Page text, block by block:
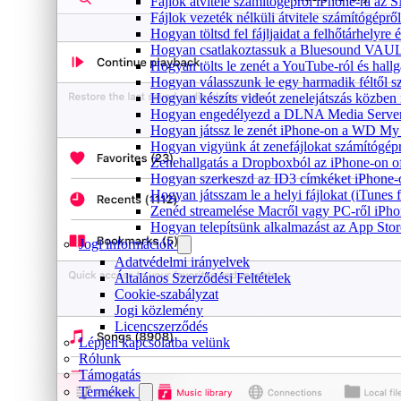
Fájlok vezeték nélküli átvitele
Hogyan töltsd fel fájljaidat a felhőtárhelyre
Hogyan csatlakoztassuk a Bluesound
Hogyan tölts le zenét a YouTube-ról és
Hogyan válasszunk le egy harmadik féltől
Hogyan készíts videót zenelejátszás közben
Hogyan engedélyezd a DLNA Media
Hogyan játssz le zenét iPhone-on a WD
Hogyan vigyünk át zenefájlokat
Zenehallgatás a Dropboxból az iPhone-on
Hogyan szerkeszd az ID3 címkéket
Hogyan játsszam le a helyi fájlokat (iTunes
Zenéd streamelése Macről vagy PC-ről
Hogyan telepítsünk alkalmazást az App
Jogi információk
Adatvédelmi irányelvek
Általános Szerződési Feltételek
Cookie-szabályzat
Jogi közlemény
Licencszerződés
Lépjen kapcsolatba velünk
Rólunk
Támogatás
Termékek